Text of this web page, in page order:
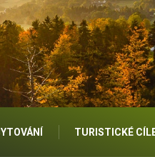
TURISTICKÉ